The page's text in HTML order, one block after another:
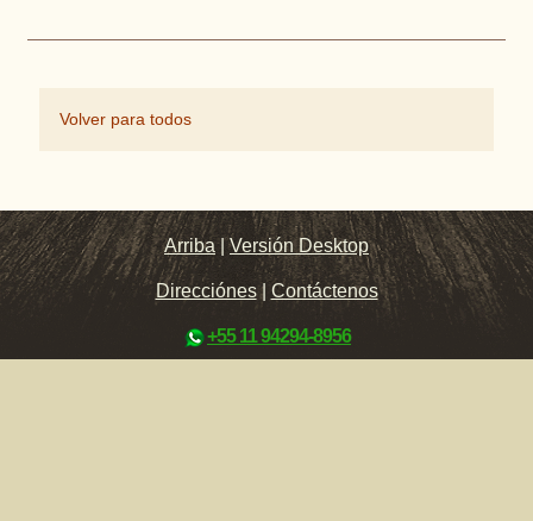
Volver para todos
Arriba |Versión Desktop
Direcciónes| Contáctenos
+55 11 94294-8956